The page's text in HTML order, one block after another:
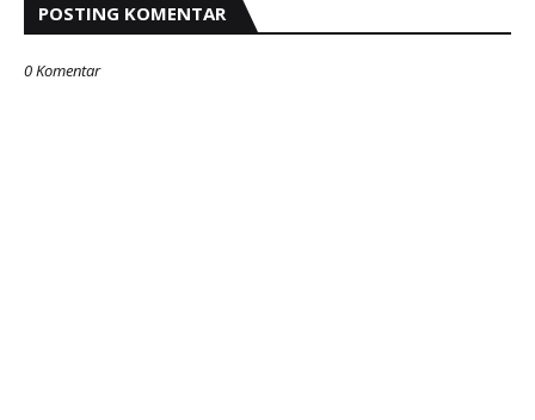
POSTING KOMENTAR
0 Komentar